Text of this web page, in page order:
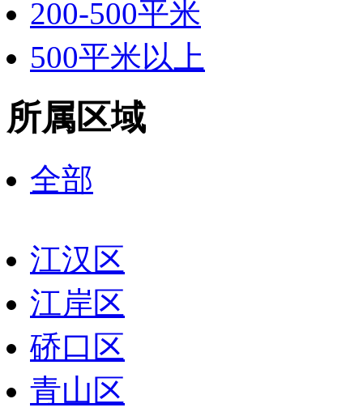
200-500平米
500平米以上
所属区域
全部
江汉区
江岸区
硚口区
青山区